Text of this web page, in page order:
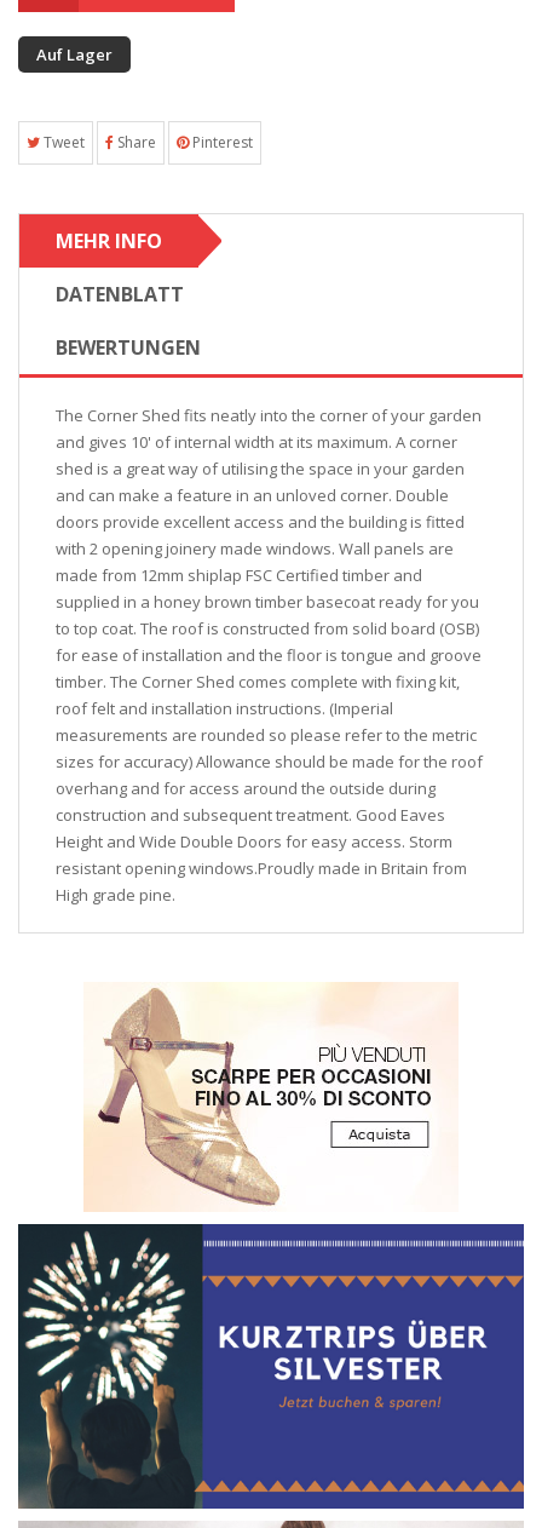
Auf Lager
Tweet Share Pinterest
MEHR INFO
DATENBLATT
BEWERTUNGEN
The Corner Shed fits neatly into the corner of your garden
and gives 10' of internal width at its maximum. A corner
shed is a great way of utilising the space in your garden
and can make a feature in an unloved corner. Double
doors provide excellent access and the building is fitted
with 2 opening joinery made windows. Wall panels are
made from 12mm shiplap FSC Certified timber and
supplied in a honey brown timber basecoat ready for you
to top coat. The roof is constructed from solid board (OSB)
for ease of installation and the floor is tongue and groove
timber. The Corner Shed comes complete with fixing kit,
roof felt and installation instructions. (Imperial
measurements are rounded so please refer to the metric
sizes for accuracy) Allowance should be made for the roof
overhang and for access around the outside during
construction and subsequent treatment. Good Eaves
Height and Wide Double Doors for easy access. Storm
resistant opening windows.Proudly made in Britain from
High grade pine.